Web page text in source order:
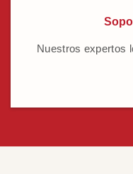
Nuestros expertos